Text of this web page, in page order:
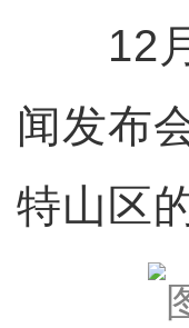
12月
闻发布
特山区